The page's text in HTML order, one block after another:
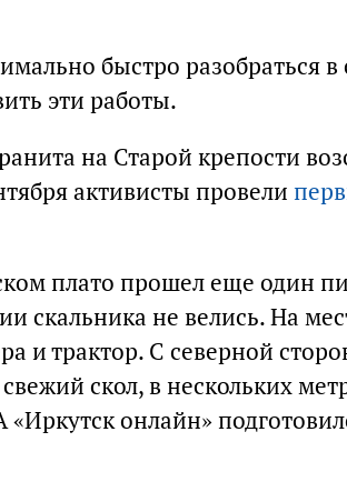
быстро разобраться в
эти работы.
на Старой крепости
активисты провели
плато прошел еще один
скальника не велись. На
и трактор. С северной
скол, в нескольких
«Иркутск онлайн»